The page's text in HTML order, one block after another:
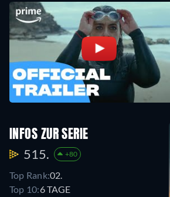
INFOS ZUR SERIE
515. +80
Top Rank:02.
Top 10:6 TAGE